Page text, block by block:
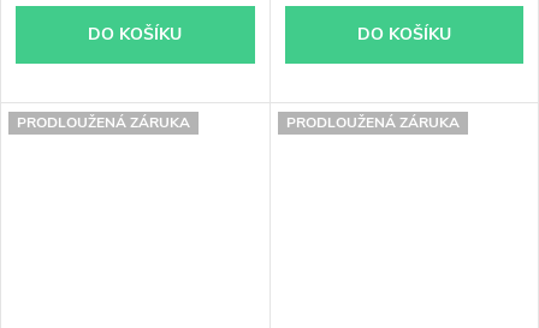
DO KOŠÍKU DO KOŠÍKU
PRODLOUŽENÁ ZÁRUKA PRODLOUŽENÁ ZÁRUKA